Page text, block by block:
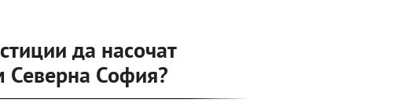
да насочат
Северна София?